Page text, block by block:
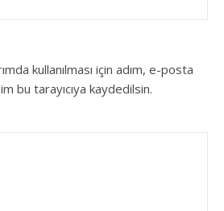
kullanılması için adım, e-posta
bu tarayıcıya kaydedilsin.